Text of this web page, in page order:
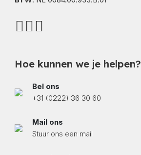
Hoe kunnen we je helpen?
Bel ons
+31 (0222) 36 30 60
Mail ons
Stuur ons een mail